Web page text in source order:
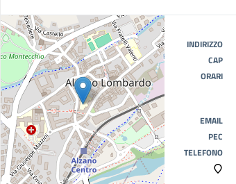
INDIRIZZO
CAP
ORARI
EMAIL
PEC
TELEFONO